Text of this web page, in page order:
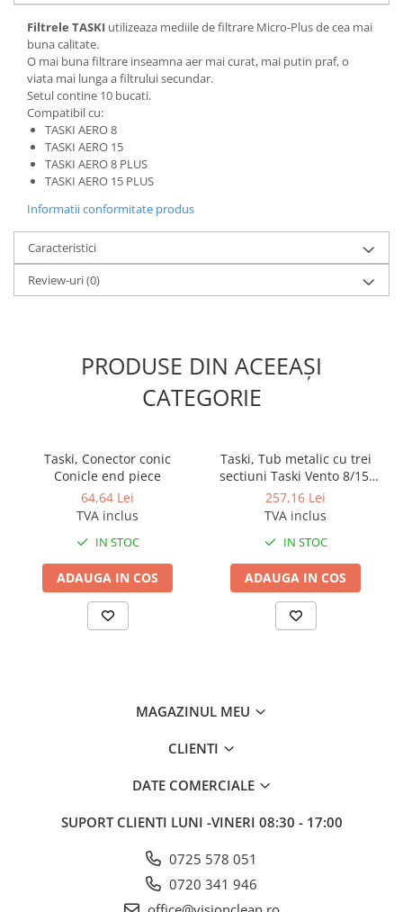
Filtrele TASKI utilizeaza mediile de filtrare Micro-Plus de cea mai
buna calitate.
O mai buna filtrare inseamna aer mai curat, mai putin praf, o
viata mai lunga a filtrului secundar.
Setul contine 10 bucati.
Compatibil cu:
TASKI AERO 8
TASKI AERO 15
TASKI AERO 8 PLUS
TASKI AERO 15 PLUS
Informatii conformitate produs
Caracteristici
Review-uri(0)
PRODUSE DIN ACEEAȘI
CATEGORIE
Taski, Conector conic
Conicle end piece
64,64 Lei
TVA inclus
IN STOC
ADAUGA IN COS
Taski, Tub metalic cu trei
sectiuni Taski Vento 8/15,
diametru 32 mm
257,16 Lei
TVA inclus
IN STOC
ADAUGA IN COS
MAGAZINUL MEU
CLIENTI
DATE COMERCIALE
SUPORT CLIENTI LUNI -VINERI 08:30 - 17:00
0725 578 051
0720 341 946